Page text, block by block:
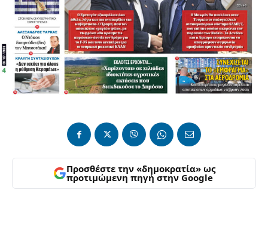
Προσθέστε την «δημοκρατία» ως
προτιμώμενη πηγή στην Google